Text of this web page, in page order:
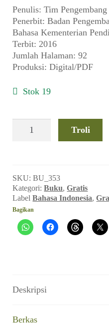
Alamat
Rekening
Penulis: Tim
Penerbit: Badan
Bahasa Kementerian
Terbit: 2016
Jumlah Halaman: 92
Produksi: Digital/PDF
Stok 19
Pedoman
Indonesia
-
PUEBI
(2016)
Troli
SKU:BU_353
Kategori:Buku,Gratis
LabelBahasa Indonesia,
Bagikan
Deskripsi
Berkas